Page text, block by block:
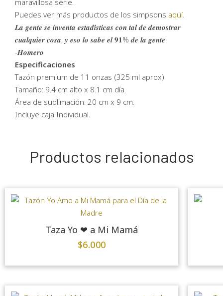
Puedes ver más productos de los simpsons aquí.
𝑳𝒂 𝒈𝒆𝒏𝒕𝒆 𝒔𝒆 𝒊𝒏𝒗𝒆𝒏𝒕𝒂 𝒆𝒔𝒕𝒂𝒅𝒊́𝒔𝒕𝒊𝒄𝒂𝒔 𝒄𝒐𝒏 𝒕𝒂𝒍 𝒅𝒆 𝒅𝒆𝒎𝒐𝒔𝒕𝒓𝒂𝒓
𝒄𝒖𝒂𝒍𝒒𝒖𝒊𝒆𝒓 𝒄𝒐𝒔𝒂, 𝒚 𝒆𝒔𝒐 𝒍𝒐 𝒔𝒂𝒃𝒆 𝒆𝒍 𝟗𝟏% 𝒅𝒆 𝒍𝒂 𝒈𝒆𝒏𝒕𝒆.
-𝑯𝒐𝒎𝒆𝒓𝒐
Especificaciones
Tazón premium de 11 onzas (325 ml aprox).
Tamaño: 9.4 cm alto x 8.1 cm día.
Área de sublimación: 20 cm x 9 cm.
Incluye caja Individual.
Productos relacionados
Taza Yo ❤ a Mi Mamá
$6.000